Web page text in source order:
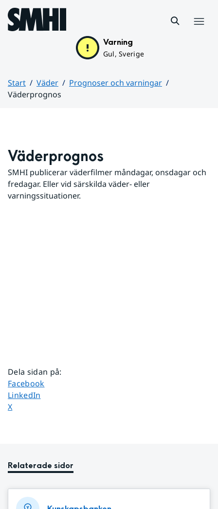
Hoppa till sidans innehåll
Varning
Gul, Sverige
Start Väder
Prognoser och varningar
Väderprognos
Väderprognos
SMHI publicerar väderfilmer måndagar, onsdagar och
fredagar. Eller vid särskilda väder- eller
varningssituationer.
Dela sidan på:
Dela sidan på
Facebook
Dela sidan på
LinkedIn
Dela sidan på
X
Relaterade sidor